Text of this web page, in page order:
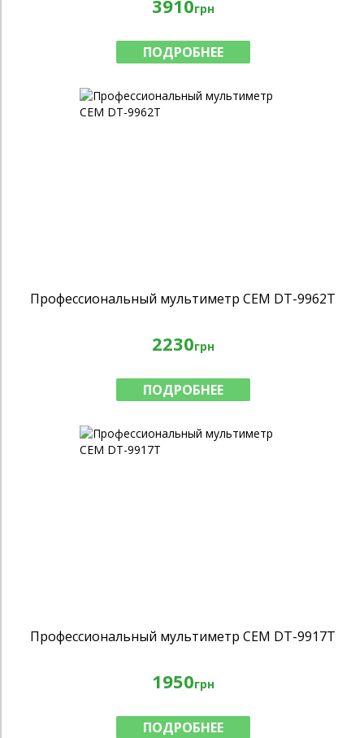
3910грн
ПОДРОБНЕЕ
Профессиональный мультиметр CEM DT-9962T
2230грн
ПОДРОБНЕЕ
Профессиональный мультиметр CEM DT-9917T
1950грн
ПОДРОБНЕЕ